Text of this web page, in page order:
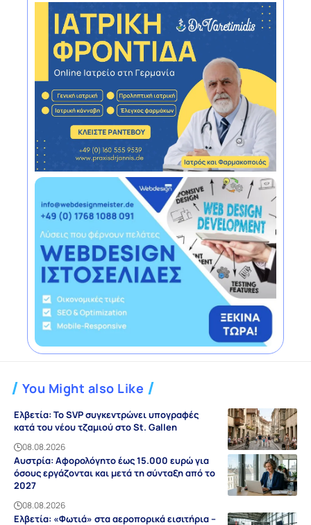
You Might also Like
Ελβετία: Το SVP συγκεντρώνει υπογραφές
κατά του νέου τζαμιού στο St. Gallen
08.08.2026
Αυστρία: Αφορολόγητο έως 15.000 ευρώ για
όσους εργάζονται και μετά τη σύνταξη από το
2027
08.08.2026
Ελβετία: «Φωτιά» στα αεροπορικά εισιτήρια –